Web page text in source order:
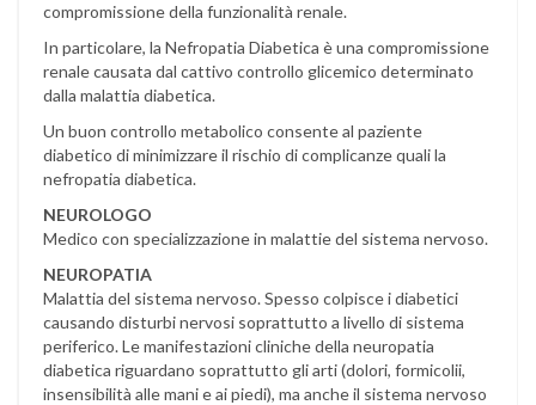
compromissione della funzionalità renale.
In particolare, la Nefropatia Diabetica è una compromissione
renale causata dal cattivo controllo glicemico determinato
dalla malattia diabetica.
Un buon controllo metabolico consente al paziente
diabetico di minimizzare il rischio di complicanze quali la
nefropatia diabetica.
NEUROLOGO
Medico con specializzazione in malattie del sistema nervoso.
NEUROPATIA
Malattia del sistema nervoso. Spesso colpisce i diabetici
causando disturbi nervosi soprattutto a livello di sistema
periferico. Le manifestazioni cliniche della neuropatia
diabetica riguardano soprattutto gli arti (dolori, formicolii,
insensibilità alle mani e ai piedi), ma anche il sistema nervoso